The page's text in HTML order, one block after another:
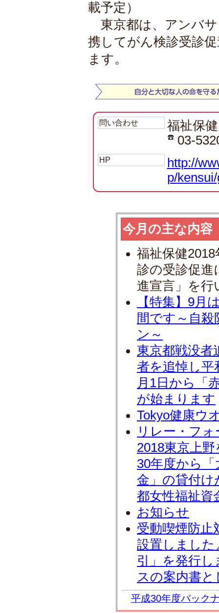
載予定）
東京都は、アンバサ
携してがん検診受診
ます。
問い合わせ
福祉保
03-
HP
http://
p/
今月の主な内容
福祉保健
診の受診促進
進宣言」を行
【特集】9月
間です～自
ン～
東京都戦没者
者を追悼し平
月1日から「
が始まります
Tokyo健康ウ
リレー・フ
2018東京上
30年度から
金」の貸付け
都女性福祉資
お知らせ
受動喫煙防止
設置しました
引」を発行
スの案内書
平成30年度バック